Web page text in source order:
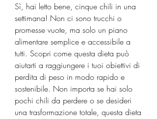
Sì, hai letto bene, cinque chili in una
settimana! Non ci sono trucchi o
promesse vuote, ma solo un piano
alimentare semplice e accessibile a
tutti. Scopri come questa dieta può
aiutarti a raggiungere i tuoi obiettivi di
perdita di peso in modo rapido e
sostenibile. Non importa se hai solo
pochi chili da perdere o se desideri
una trasformazione totale, questa dieta